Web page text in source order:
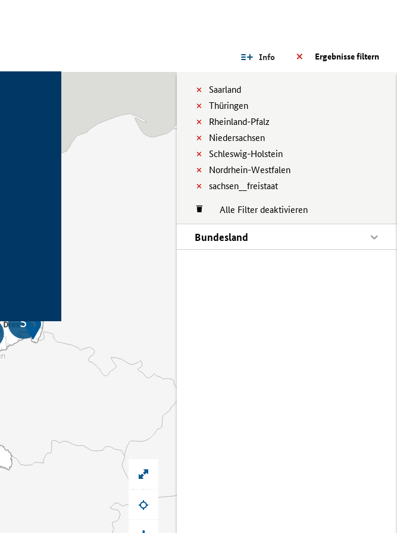
Ergebnisse filtern
Info
Saarland
Thüringen
Rheinland-Pfalz
Niedersachsen
Schleswig-Holstein
Nordrhein-Westfalen
sachsen__freistaat
Alle Filter deaktivieren
Bundesland